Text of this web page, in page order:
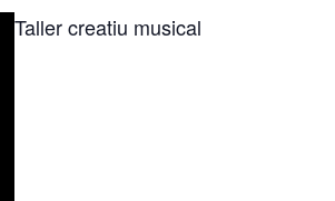
Taller creatiu musical